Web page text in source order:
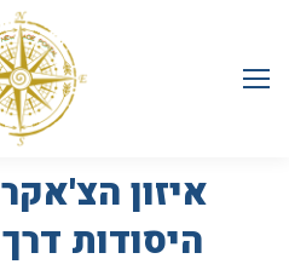
איזון
היסודות